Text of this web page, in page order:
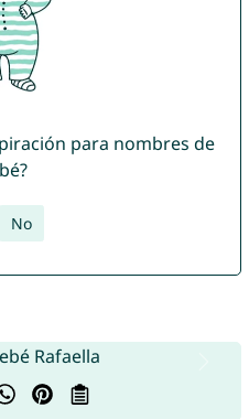
para nombres de
No